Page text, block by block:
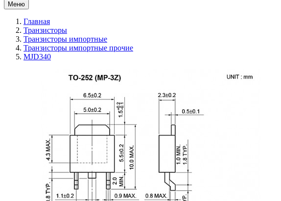
Меню
Главная
Транзисторы
Транзисторы импортные
Транзисторы импортные прочие
MJD340